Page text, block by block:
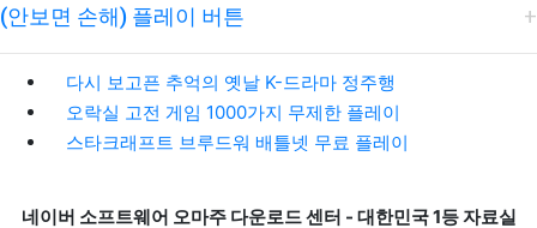
(안보면 손해) 플레이 버튼
다시 보고픈 추억의 옛날 K-드라마 정주행
오락실 고전 게임 1000가지 무제한 플레이
스타크래프트 브루드워 배틀넷 무료 플레이
네이버 소프트웨어 오마주 다운로드 센터 - 대한민국 1등 자료실